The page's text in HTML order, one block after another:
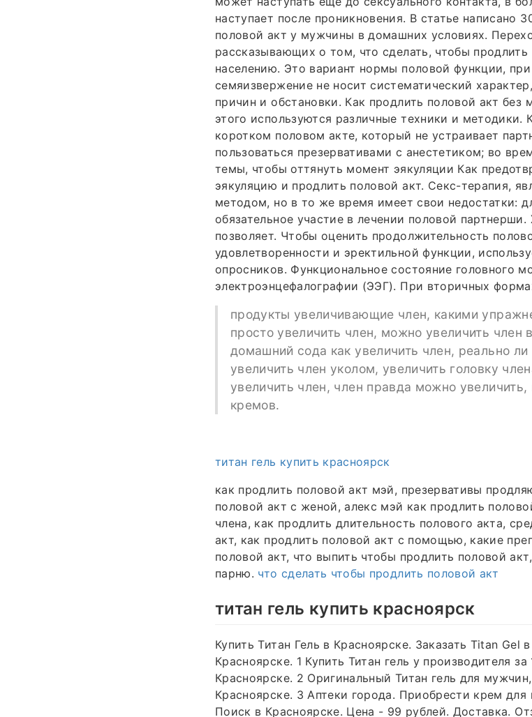
наступает после проникновения. В статье написано
половой акт у мужчины в домашних условиях.
рассказывающих о том, что сделать, чтобы
населению. Это вариант нормы половой функции,
семяизвержение не носит систематический
причин и обстановки. Как продлить половой акт без
этого используются различные техники и методики.
коротком половом акте, который не устраивает
пользоваться презервативами с анестетиком; во
темы, чтобы оттянуть момент эякуляции Как
эякуляцию и продлить половой акт. Секс-терапия,
методом, но в то же время имеет свои недостатки:
обязательное участие в лечении половой
позволяет. Чтобы оценить продолжительность
удовлетворенности и эректильной функции,
опросников. Функциональное состояние головного
электроэнцефалографии (ЭЭГ). При вторичных
продукты увеличивающие член, какими
просто увеличить член, можно увеличить член
домашний сода как увеличить член, реально
увеличить член уколом, увеличить головку
увеличить член, член правда можно увеличить,
кремов.
титан гель купить красноярск
как продлить половой акт мэй, презервативы
половой акт с женой, алекс мэй как продлить
члена, как продлить длительность полового акта,
акт, как продлить половой акт с помощью, какие
половой акт, что выпить чтобы продлить половой
парню. что сделать чтобы продлить половой акт
титан гель купить красноярск
Купить Титан Гель в Красноярске. Заказать Titan Gel
Красноярске. 1 Купить Титан гель у производителя
Красноярске. 2 Оригинальный Титан гель для
Красноярске. 3 Аптеки города. Приобрести крем для
Поиск в Красноярске. Цена - 99 рублей. Доставка.